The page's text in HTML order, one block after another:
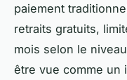
paiement
retraits gratuits,
mois selon le
être vue comme un